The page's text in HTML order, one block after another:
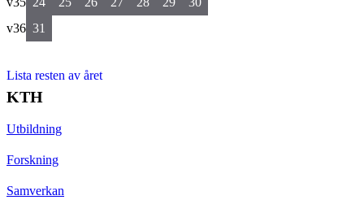
v36 31
Lista resten av året
KTH
Utbildning
Forskning
Samverkan